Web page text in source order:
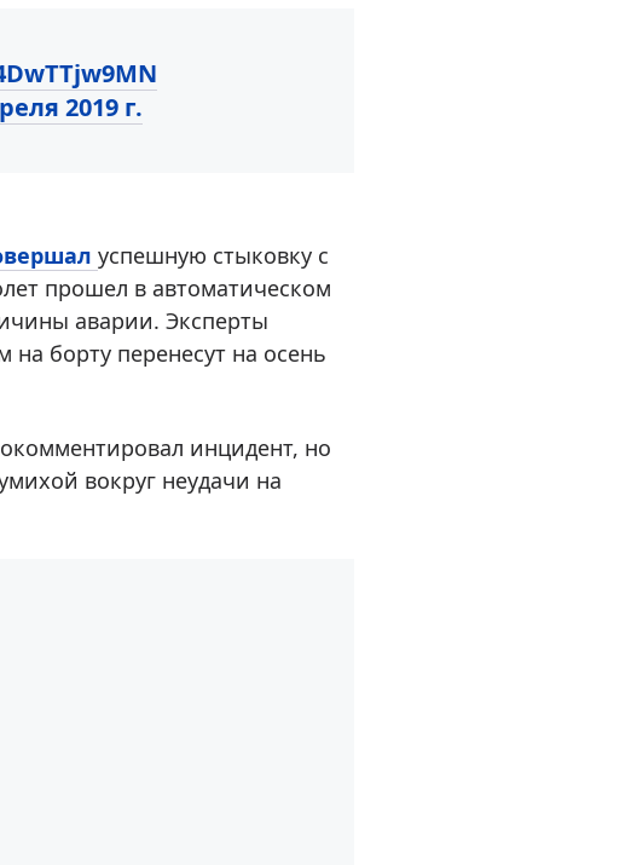
2019 г.
успешную стыковку с
прошел в автоматическом
аварии. Эксперты
борту перенесут на осень
инцидент, но
вокруг неудачи на